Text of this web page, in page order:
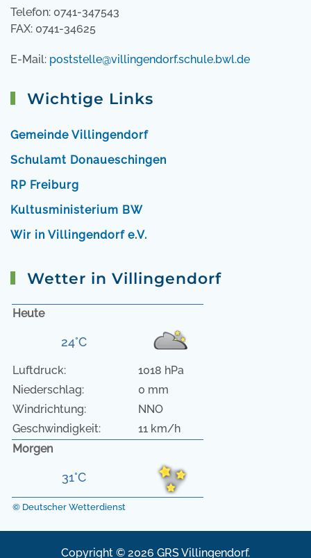
Telefon: 0741-347543
FAX: 0741-34625
E-Mail: poststelle@villingendorf.schule.bwl.de
Wichtige Links
Gemeinde Villingendorf
Schulamt Donaueschingen
RP Freiburg
Kultusministerium BW
Wir in Villingendorf e.V.
Wetter in Villingendorf
Heute
24°C
Luftdruck:
1018 hPa
Niederschlag:
0 mm
Windrichtung:
NNO
Geschwindigkeit:
11 km/h
Morgen
31°C
© Deutscher Wetterdienst
Copyright © 2026 GRS Villingendorf.